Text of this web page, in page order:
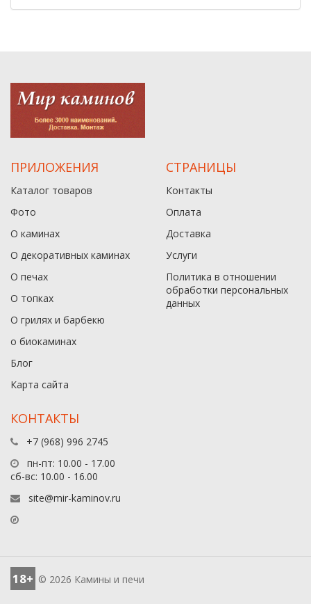
ПРИЛОЖЕНИЯ
Каталог товаров
Фото
О каминах
О декоративных каминах
О печах
О топках
О грилях и барбекю
о биокаминах
Блог
Карта сайта
СТРАНИЦЫ
Контакты
Оплата
Доставка
Услуги
Политика в отношении
обработки персональных
данныx
КОНТАКТЫ
+7 (968) 996 2745
пн-пт: 10.00 - 17.00
сб-вс: 10.00 - 16.00
site@mir-kaminov.ru
18+ © 2026 Камины и печи